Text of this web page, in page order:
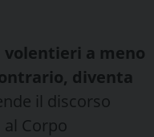
volentieri a meno
diventa
il discorso
Corpo